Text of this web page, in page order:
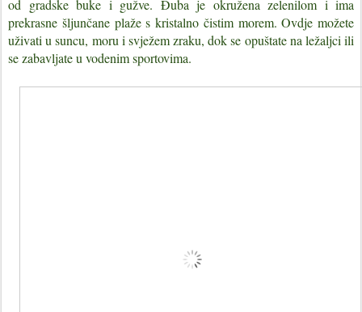
od gradske buke i gužve. Đuba je okružena zelenilom i ima
prekrasne šljunčane plaže s kristalno čistim morem. Ovdje možete
uživati u suncu, moru i svježem zraku, dok se opuštate na ležaljci ili
se zabavljate u vodenim sportovima.